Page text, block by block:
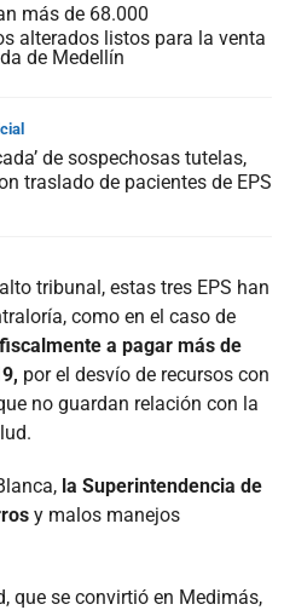
más de 68.000
alterados listos para la venta
de Medellín
de sospechosas tutelas,
traslado de pacientes de EPS
tribunal, estas tres EPS han
como en el caso de
a pagar más de
por el desvío de recursos con
no guardan relación con la
la Superintendencia de
y malos manejos
que se convirtió en Medimás,